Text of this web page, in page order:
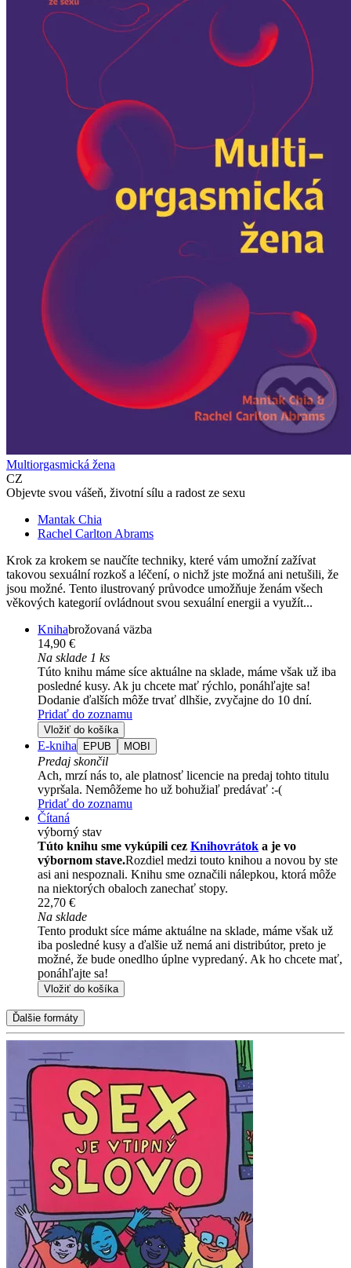
Multiorgasmická žena
CZ
Objevte svou vášeň, životní sílu a radost ze sexu
Mantak Chia
Rachel Carlton Abrams
Krok za krokem se naučíte techniky, které vám umožní zažívat
takovou sexuální rozkoš a léčení, o nichž jste možná ani netušili, že
jsou možné. Tento ilustrovaný průvodce umožňuje ženám všech
věkových kategorií ovládnout svou sexuální energii a využít...
Knihabrožovaná väzba
14,90 €
Na sklade 1 ks
Túto knihu máme síce aktuálne na sklade, máme však už iba
posledné kusy. Ak ju chcete mať rýchlo, ponáhľajte sa!
Dodanie ďalších môže trvať dlhšie, zvyčajne do 10 dní.
Pridať do zoznamu
Vložiť do košíka
E-kniha EPUB MOBI
Predaj skončil
Ach, mrzí nás to, ale platnosť licencie na predaj tohto titulu
vypršala. Nemôžeme ho už bohužiaľ predávať :-(
Pridať do zoznamu
Čítaná
výborný stav
Túto knihu sme vykúpili cez Knihovrátok a je vo
výbornom stave.Rozdiel medzi touto knihou a novou by ste
asi ani nespoznali. Knihu sme označili nálepkou, ktorá môže
na niektorých obaloch zanechať stopy.
22,70 €
Na sklade
Tento produkt síce máme aktuálne na sklade, máme však už
iba posledné kusy a ďalšie už nemá ani distribútor, preto je
možné, že bude onedlho úplne vypredaný. Ak ho chcete mať,
ponáhľajte sa!
Vložiť do košíka
Ďalšie formáty